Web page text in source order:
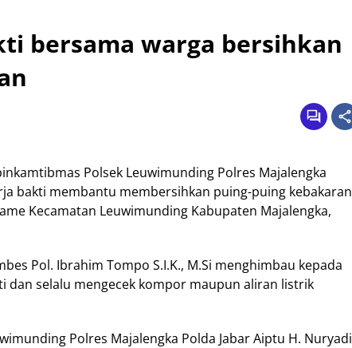
bersama warga bersihkan
Polsek Leuwimunding Polres Majalengka
bakti membantu membersihkan puing-puing kebakaran
Kecamatan Leuwimunding Kabupaten Majalengka,
Pol. Ibrahim Tompo S.I.K., M.Si menghimbau kepada
dan selalu mengecek kompor maupun aliran listrik
Polres Majalengka Polda Jabar Aiptu H. Nuryadi